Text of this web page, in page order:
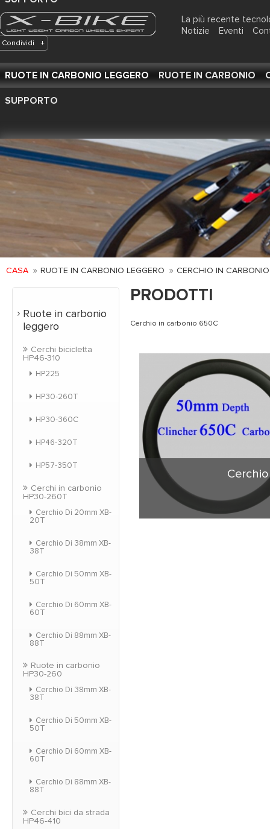
La più recente
Notizie
Eventi
Condividi +
RUOTE IN CARBONIO LEGGERO RUOTE IN CARBONIO
SUPPORTO
CASA RUOTE IN CARBONIO LEGGERO CERCHIO IN
Ruote in carbonio
leggero
Cerchi bicicletta
HP46-310
HP225
HP30-260T
HP30-360C
HP46-320T
HP57-350T
Cerchi in carbonio
HP30-260T
Cerchio Di 20mm XB-
20T
Cerchio Di 38mm XB-
38T
Cerchio Di 50mm XB-
50T
Cerchio Di 60mm XB-
60T
Cerchio Di 88mm XB-
88T
Ruote in carbonio
HP30-260
Cerchio Di 38mm XB-
38T
Cerchio Di 50mm XB-
50T
Cerchio Di 60mm XB-
60T
Cerchio Di 88mm XB-
88T
Cerchi bici da strada
HP46-410
PRODOTTI
Cerchio in carbonio 650C